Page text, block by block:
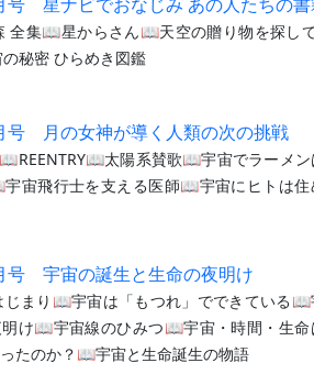
全集📖星からさん📖天空の贈り物を探し
秘密 ひらめき図鑑
号 月の女神が導く人類の次の挑戦
太陽系賛歌📖宇宙でラーメ
宇宙飛行士を支える医師📖宇宙にヒトは住
号 宇宙の誕生と生命の夜明け
まり📖宇宙は「もつれ」でできている📖
け📖宇宙線のひみつ📖宇宙・時間・生命
たのか？📖宇宙と生命誕生の物語